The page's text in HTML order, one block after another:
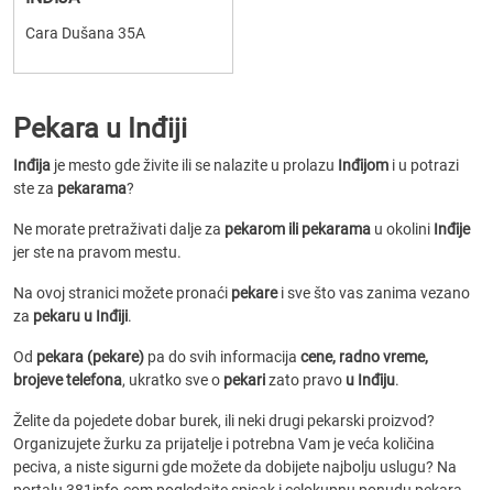
Cara Dušana 35A
Pekara u Inđiji
Inđija je mesto gde živite ili se nalazite u prolazu Inđijom i u potrazi
ste za pekarama?
Ne morate pretraživati dalje za pekarom ili pekarama u okolini Inđije
jer ste na pravom mestu.
Na ovoj stranici možete pronaći pekarei sve što vas zanima vezano
za pekaru u Inđiji.
Od pekara (pekare) pa do svih informacija cene, radno vreme,
brojeve telefona, ukratko sve o pekarizato pravo u Inđiju.
Želite da pojedete dobar burek, ili neki drugi pekarski proizvod?
Organizujete žurku za prijatelje i potrebna Vam je veća količina
peciva, a niste sigurni gde možete da dobijete najbolju uslugu? Na